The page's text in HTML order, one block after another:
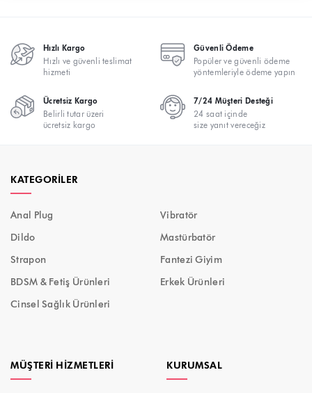
Hızlı Kargo
Hızlı ve güvenli teslimat
hizmeti
Güvenli Ödeme
Popüler ve güvenli ödeme
yöntemleriyle ödeme yapın
Ücretsiz Kargo
Belirli tutar üzeri
ücretsiz kargo
7/24 Müşteri Desteği
24 saat içinde
size yanıt vereceğiz
KATEGORILER
Anal Plug
Vibratör
Dildo
Mastürbatör
Strapon
Fantezi Giyim
BDSM & Fetiş Ürünleri
Erkek Ürünleri
Cinsel Sağlık Ürünleri
MÜŞTERI HIZMETLERI KURUMSAL